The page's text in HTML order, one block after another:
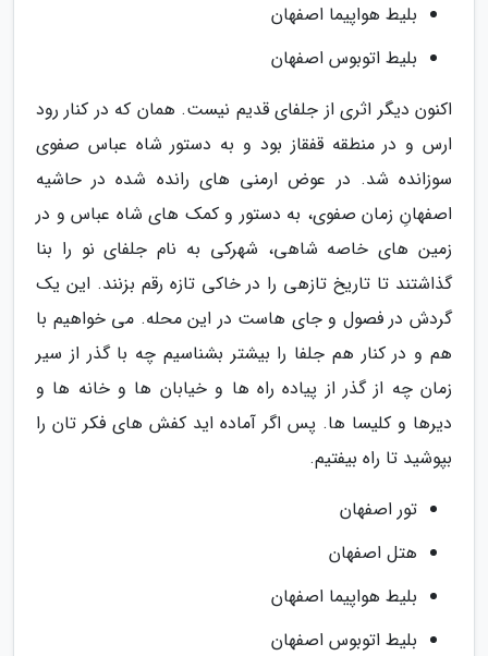
بلیط هواپیما اصفهان
بلیط اتوبوس اصفهان
اکنون دیگر اثری از جلفای قدیم نیست. همان که در کنار رود
ارس و در منطقه قفقاز بود و به دستور شاه عباس صفوی
سوزانده شد. در عوض ارمنی های رانده شده در حاشیه
اصفهانِ زمان صفوی، به دستور و کمک های شاه عباس و در
زمین های خاصه شاهی، شهرکی به نام جلفای نو را بنا
گذاشتند تا تاریخ تازهی را در خاکی تازه رقم بزنند. این یک
گردش در فصول و جای هاست در این محله. می خواهیم با
هم و در کنار هم جلفا را بیشتر بشناسیم چه با گذر از سیر
زمان چه از گذر از پیاده راه ها و خیابان ها و خانه ها و
دیرها و کلیسا ها. پس اگر آماده اید کفش های فکر تان را
بپوشید تا راه بیفتیم.
تور اصفهان
هتل اصفهان
بلیط هواپیما اصفهان
بلیط اتوبوس اصفهان